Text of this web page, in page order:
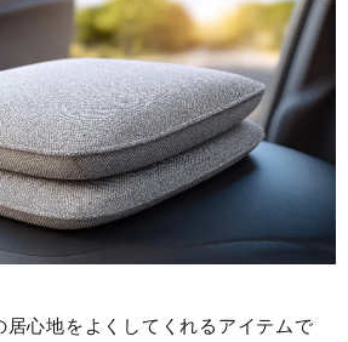
居心地をよくしてくれるアイテムで